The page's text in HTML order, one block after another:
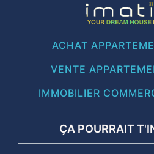
ACHAT
VENTE
IMMOBILIER
ÇA POURRAIT